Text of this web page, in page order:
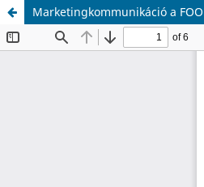
Marketingkommunikáció a